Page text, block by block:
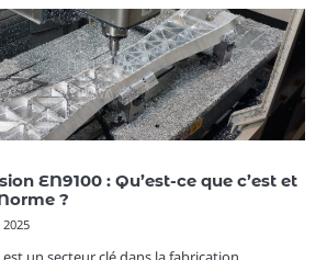
EN9100 : Qu’est-ce que c’est et
?